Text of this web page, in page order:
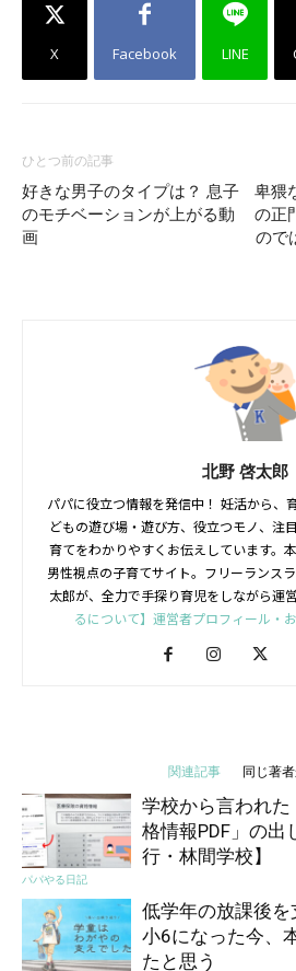
X Facebook LINE
ひとつ前の記事
好きな男子のタイプは？ 息子
のモチベーションが上がる動
画
卑猥
の正
ので
北野 啓太郎
パパに役立つ情報を発信中！ 妊活から、
どもの遊び場・遊び方、役立つモノ、注
育てをわかりやすくお伝えしています。
男性視点の子育てサイト。フリーランス
太郎が、全力で手探り育児をしながら運
るについて】運営者プロフィール・
関連記事 同じ著
パパやる日記
学校から言われ
格情報PDF」の出
行・林間学校】
低学年の放課後を
小6になった今、
たと思う